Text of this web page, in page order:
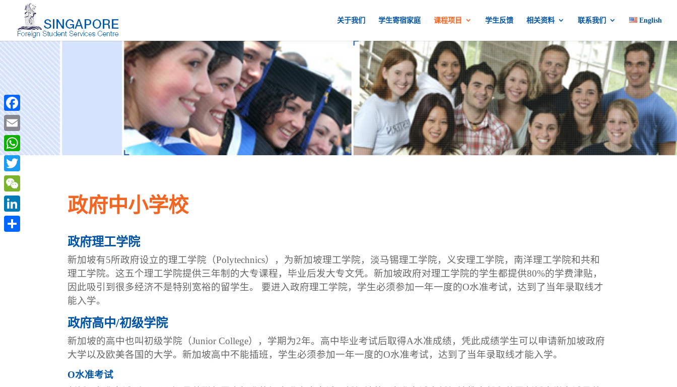
关于我们 学生寄宿家庭 课程项目 学生反馈 相关资料 联系我们 English
政府中小学校
政府理工学院
新加坡有5所政府设立的理工学院（Polytechnics），为新加坡理工学院，淡马锡理工学院，义安理工学院，南洋理工学院和共和
理工学院。这五个理工学院提供三年制的大专课程，毕业后发大专文凭。新加坡政府对理工学院的学生都提供80%的学费津贴，
因此吸引到很多经济不是特别宽裕的留学生。 要进入政府理工学院，学生必须参加一年一度的O水准考试，达到了当年录取线才
能入学。
政府高中/初级学院
新加坡的高中也叫初级学院（Junior College），学期为2年。高中毕业考试后取得A水准成绩，凭此成绩学生可以申请新加坡政府
大学以及欧美各国的大学。新加坡高中不能插班，学生必须参加一年一度的O水准考试，达到了当年录取线才能入学。
O水准考试
Facebook
Email
WhatsApp
Twitter
WeChat
LinkedIn